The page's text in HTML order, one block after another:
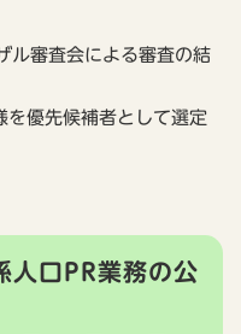
ル審査会による審査の結
を優先候補者として選定
人口PR業務の公